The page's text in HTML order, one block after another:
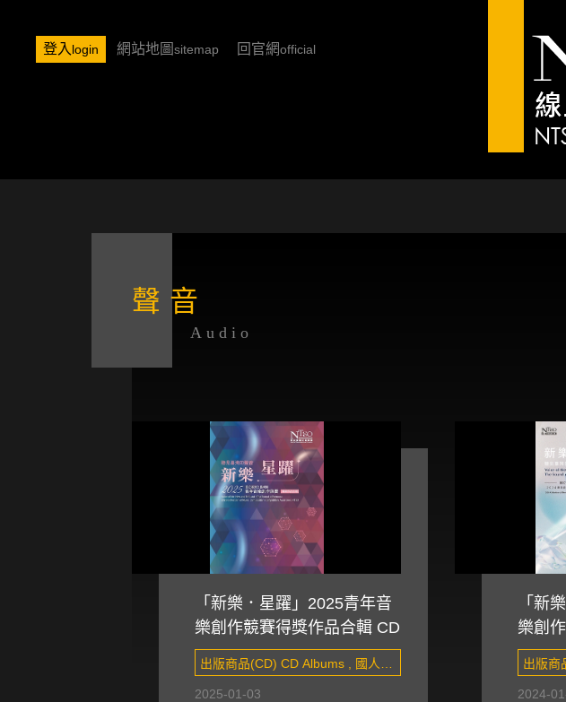
登入 login 網站地圖sitemap 回官網official
聲音
Audio
「新樂．星躍」2025青年音
樂創作競賽得獎作品合輯 CD
出版商品(CD) CD Albums , 國人創
作 Taiwanese composers&#x27;
2025-01-03
「新
樂創
出版商品(CD) CD
作 Taiwanese composers&#x27;
2024-